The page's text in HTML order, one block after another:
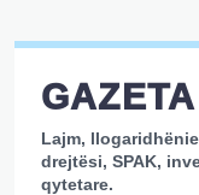
Lajm,
drejtësi, SPAK,
qytetare.